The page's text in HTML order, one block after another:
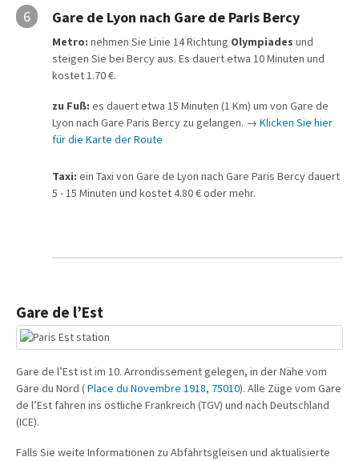
6 Gare de Lyon nach Gare de Paris Bercy
Metro: nehmen Sie Linie 14 Richtung Olympiades und
steigen Sie bei Bercy aus. Es dauert etwa 10 Minuten und
kostet 1.70 €.
zu Fuß: es dauert etwa 15 Minuten (1 Km) um von Gare de
Lyon nach Gare Paris Bercy zu gelangen. → Klicken Sie hier
für die Karte der Route
Taxi: ein Taxi von Gare de Lyon nach Gare Paris Bercy dauert
5 - 15 Minuten und kostet 4.80 € oder mehr.
Gare de l’Est
Gare de l’Est ist im 10. Arrondissement gelegen, in der Nähe vom
Gare du Nord (Place du Novembre 1918, 75010). Alle Züge vom Gare
de l’Est fahren ins östliche Frankreich (TGV) und nach Deutschland
(ICE).
Falls Sie weite Informationen zu Abfahrtsgleisen und aktualisierte